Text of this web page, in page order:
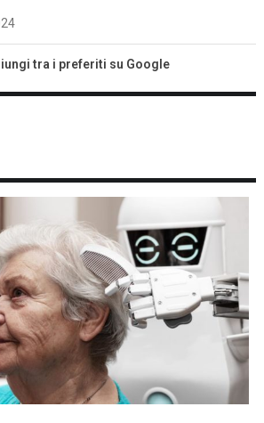
tra i preferiti su Google